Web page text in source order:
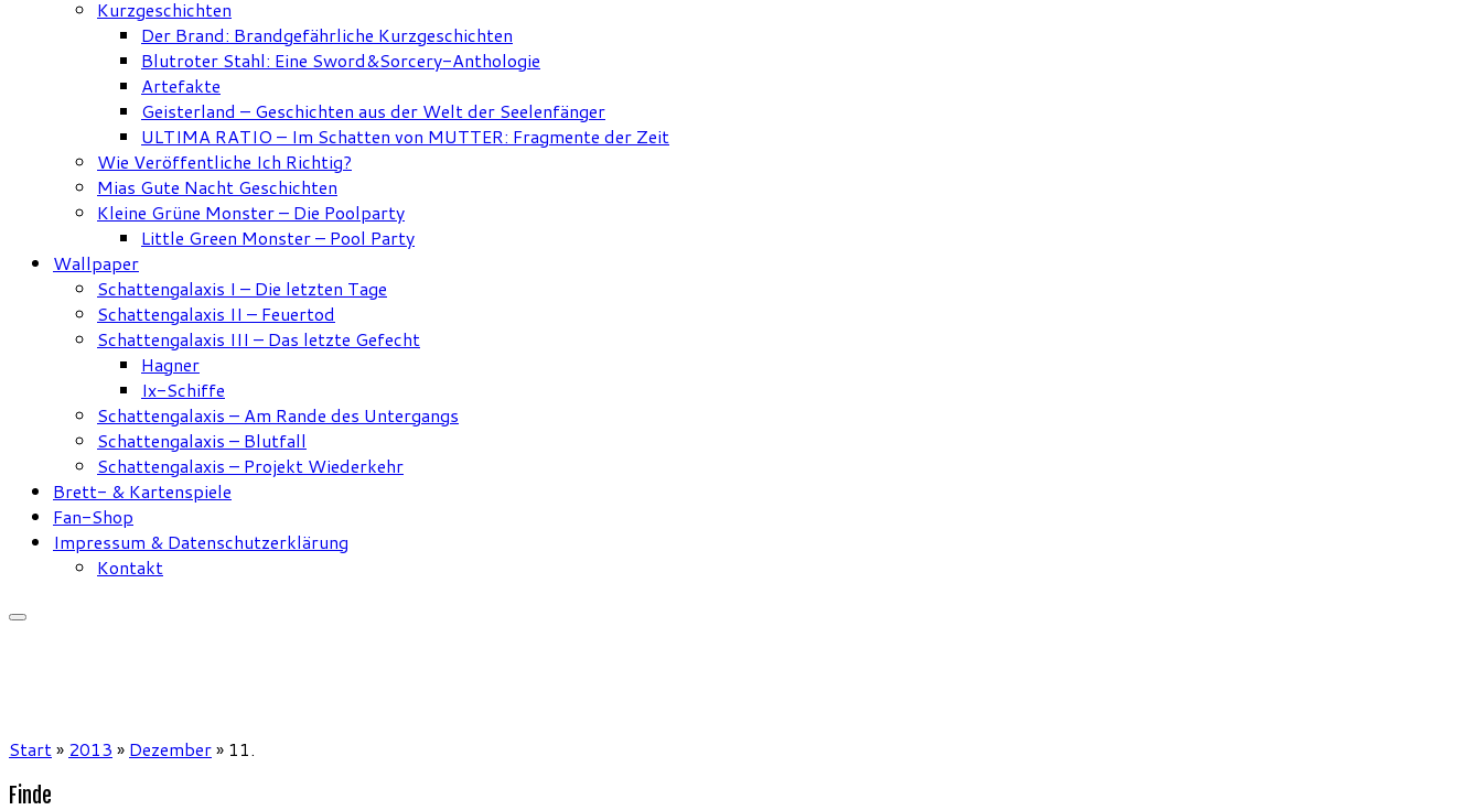
Kurzgeschichten
Der Brand: Brandgefährliche Kurzgeschichten
Blutroter Stahl: Eine Sword&Sorcery-Anthologie
Artefakte
Geisterland – Geschichten aus der Welt der Seelenfänger
ULTIMA RATIO – Im Schatten von MUTTER: Fragmente der Zeit
Wie Veröffentliche Ich Richtig?
Mias Gute Nacht Geschichten
Kleine Grüne Monster – Die Poolparty
Little Green Monster – Pool Party
Wallpaper
Schattengalaxis I – Die letzten Tage
Schattengalaxis II – Feuertod
Schattengalaxis III – Das letzte Gefecht
Hagner
Ix-Schiffe
Schattengalaxis – Am Rande des Untergangs
Schattengalaxis – Blutfall
Schattengalaxis – Projekt Wiederkehr
Brett- & Kartenspiele
Fan-Shop
Impressum & Datenschutzerklärung
Kontakt
Start» 2013 » Dezember» 11.
Finde